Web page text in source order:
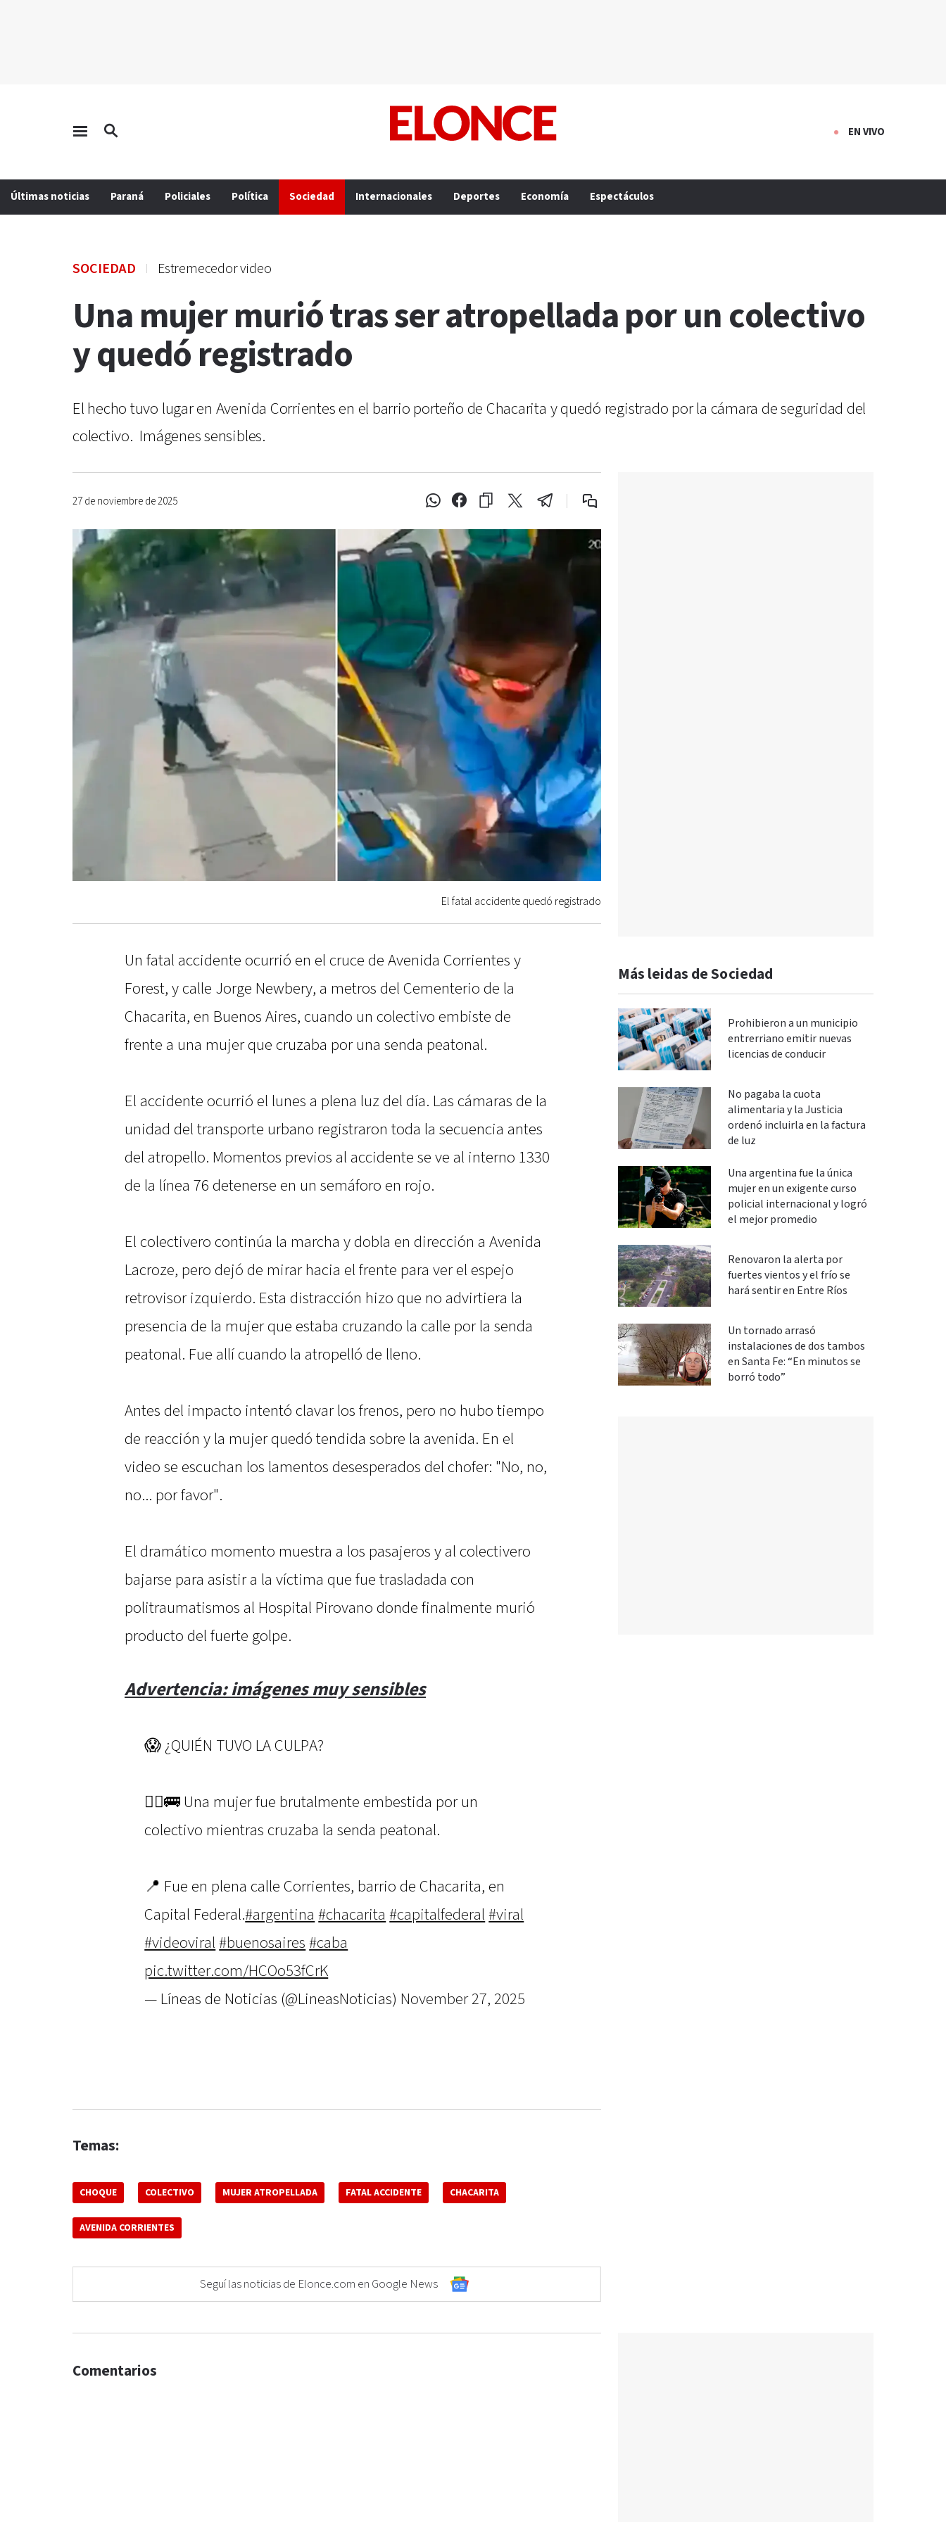
EN VIVO
Últimas noticias Paraná Policiales Política Sociedad Internacionales Deportes Economía Espectáculos
SOCIEDAD Estremecedor video
Una mujer murió tras ser atropellada por un colectivo
y quedó registrado
El hecho tuvo lugar en Avenida Corrientes en el barrio porteño de Chacarita y quedó registrado por la cámara de seguridad del
colectivo. Imágenes sensibles.
27 de noviembre de 2025
El fatal accidente quedó registrado
Un fatal accidente ocurrió en el cruce de Avenida Corrientes y
Forest, y calle Jorge Newbery, a metros del Cementerio de la
Chacarita, en Buenos Aires, cuando un colectivo embiste de
frente a una mujer que cruzaba por una senda peatonal.
El accidente ocurrió el lunes a plena luz del día. Las cámaras de la
unidad del transporte urbano registraron toda la secuencia antes
del atropello. Momentos previos al accidente se ve al interno 1330
de la línea 76 detenerse en un semáforo en rojo.
El colectivero continúa la marcha y dobla en dirección a Avenida
Lacroze, pero dejó de mirar hacia el frente para ver el espejo
retrovisor izquierdo. Esta distracción hizo que no advirtiera la
presencia de la mujer que estaba cruzando la calle por la senda
peatonal. Fue allí cuando la atropelló de lleno.
Antes del impacto intentó clavar los frenos, pero no hubo tiempo
de reacción y la mujer quedó tendida sobre la avenida. En el
video se escuchan los lamentos desesperados del chofer: "No, no,
no... por favor".
El dramático momento muestra a los pasajeros y al colectivero
bajarse para asistir a la víctima que fue trasladada con
politraumatismos al Hospital Pirovano donde finalmente murió
producto del fuerte golpe.
Advertencia: imágenes muy sensibles
😱 ¿QUIÉN TUVO LA CULPA?
🚶‍♀️🚌 Una mujer fue brutalmente embestida por un
colectivo mientras cruzaba la senda peatonal.
📍 Fue en plena calle Corrientes, barrio de Chacarita, en
Capital Federal.#argentina #chacarita #capitalfederal #viral
#videoviral #buenosaires #caba
pic.twitter.com/HCOo53fCrK
— Líneas de Noticias (@LineasNoticias) November 27, 2025
Temas:
CHOQUE COLECTIVO MUJER ATROPELLADA FATAL ACCIDENTE CHACARITA
AVENIDA CORRIENTES
Seguí las noticias de Elonce.com en Google News
Más leidas de Sociedad
Prohibieron a un municipio
entrerriano emitir nuevas
licencias de conducir
No pagaba la cuota
alimentaria y la Justicia
ordenó incluirla en la factura
de luz
Una argentina fue la única
mujer en un exigente curso
policial internacional y logró
el mejor promedio
Renovaron la alerta por
fuertes vientos y el frío se
hará sentir en Entre Ríos
Un tornado arrasó
instalaciones de dos tambos
en Santa Fe: “En minutos se
borró todo”
Comentarios